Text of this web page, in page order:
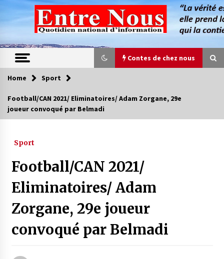
content
Contes de chez nous
Contes de chez nous
Magie de sorcier
4 ans ago
Oum el Gaïla / L’ogresse du M’zab
4 ans ago
Home Sport
Football/CAN 2021/ Eliminatoires/ Adam Zorgane, 29e
joueur convoqué par Belmadi
Sport
Football/CAN 2021/
Eliminatoires/ Adam
Zorgane, 29e joueur
convoqué par Belmadi